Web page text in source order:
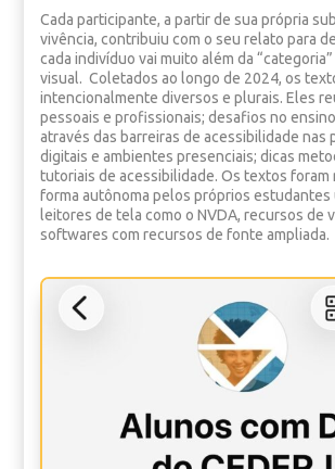
Cada participante, a partir de sua própria
vivência, contribuiu com o seu relato para
cada indivíduo vai muito além da
visual. Coletados ao longo de 2024, os
intencionalmente diversos e plurais. Eles
pessoais e profissionais; desafios no
através das barreiras de acessibilidade nas
digitais e ambientes presenciais; dicas
tutoriais de acessibilidade. Os textos foram
forma autônoma pelos próprios
leitores de tela como o NVDA, recursos de
softwares com recursos de fonte ampliada.